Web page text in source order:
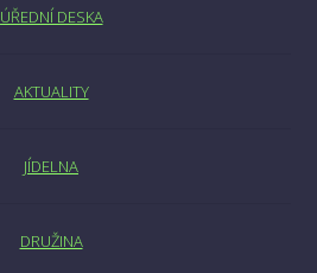
ÚŘEDNÍ DESKA
AKTUALITY
JÍDELNA
DRUŽINA